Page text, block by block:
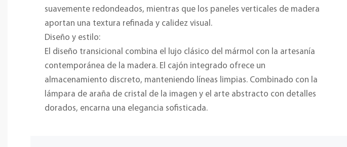
suavemente redondeados, mientras que los paneles verticales de madera
aportan una textura refinada y calidez visual.
Diseño y estilo:
El diseño transicional combina el lujo clásico del mármol con la artesanía
contemporánea de la madera. El cajón integrado ofrece un
almacenamiento discreto, manteniendo líneas limpias. Combinado con la
lámpara de araña de cristal de la imagen y el arte abstracto con detalles
dorados, encarna una elegancia sofisticada.